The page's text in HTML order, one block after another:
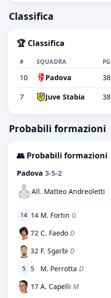
Classifica
🏆 Classifica
# SQUADRA PG
10 Padova 38
7 Juve Stabia 38
Probabili formazioni
👥 Probabili formazioni
Padova 3-5-2
All. Matteo Andreoletti
14 14 M. Fortin G
72 C. Faedo D
32 F. Sgarbi D
5 5 M. Perrotta D
17 A. Capelli M